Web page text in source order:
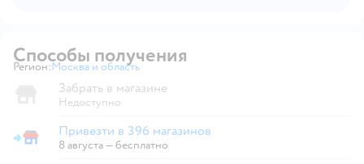
Способы получения
Регион: Выбор адреса доставки.
Москва и область
Забрать в магазине
Недоступно
Привезти в магазин
Привезти в 396 магазинов
8 августа—бесплатно